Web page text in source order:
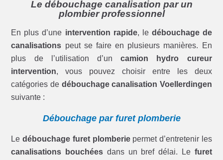
Le débouchage canalisation par un
plombier professionnel
En plus d’une intervention rapide, le débouchage de
canalisations peut se faire en plusieurs manières. En
plus de l’utilisation d’uncamion hydro cureur
intervention, vous pouvez choisir entre les deux
catégories de débouchage canalisation Voellerdingen
suivante :
Débouchage par furet plomberie
Ledébouchage furet plomberiepermet d’entretenir les
canalisations bouchées dans un bref délai. Le furet